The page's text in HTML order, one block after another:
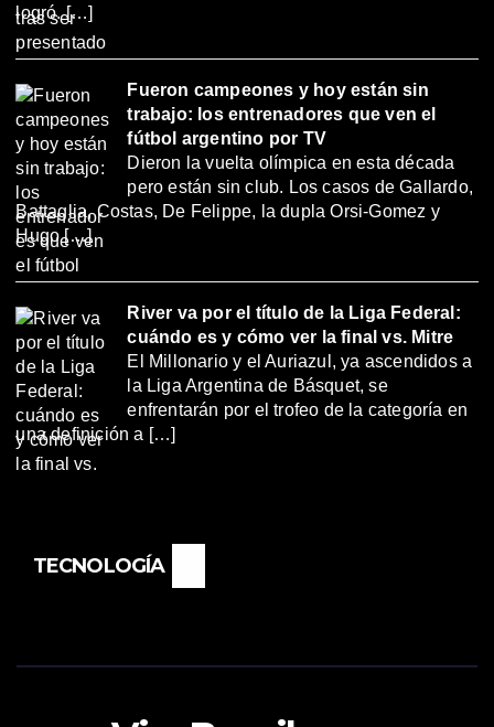
logró. […]
Fueron campeones y hoy están sin
trabajo: los entrenadores que ven el
fútbol argentino por TV
Dieron la vuelta olímpica en esta década
pero están sin club. Los casos de Gallardo,
Battaglia, Costas, De Felippe, la dupla Orsi-Gomez y
Hugo […]
River va por el título de la Liga Federal:
cuándo es y cómo ver la final vs. Mitre
El Millonario y el Auriazul, ya ascendidos a
la Liga Argentina de Básquet, se
enfrentarán por el trofeo de la categoría en
una definición a […]
TECNOLOGÍA